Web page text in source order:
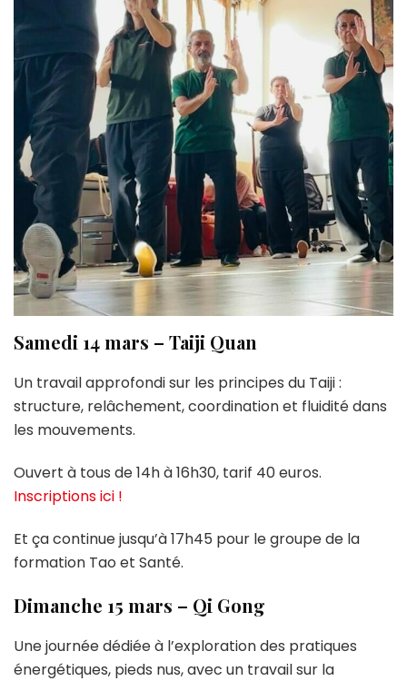
Samedi 14 mars – Taiji Quan
Un travail approfondi sur les principes du Taiji :
structure, relâchement, coordination et fluidité dans
les mouvements.
Ouvert à tous de 14h à 16h30, tarif 40 euros.
Inscriptions ici !
Et ça continue jusqu’à 17h45 pour le groupe de la
formation Tao et Santé.
Dimanche 15 mars – Qi Gong
Une journée dédiée à l’exploration des pratiques
énergétiques, pieds nus, avec un travail sur la